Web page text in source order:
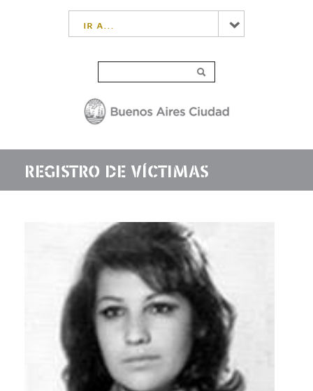
ir a...
REGISTRO DE VÍCTIMAS